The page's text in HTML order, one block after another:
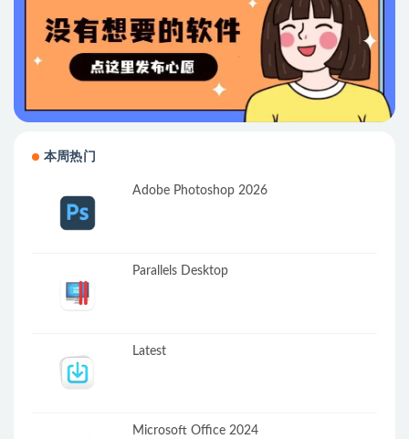
本周热门
Adobe Photoshop 2026
Parallels Desktop
Latest
Microsoft Office 2024